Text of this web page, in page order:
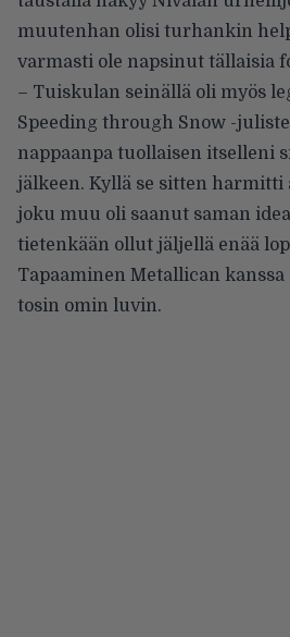
muutenhan olisi turhankin
varmasti ole napsinut tällaisia
– Tuiskulan seinällä oli myös
Speeding through Snow -
nappaanpa tuollaisen itselleni
jälkeen. Kyllä se sitten
joku muu oli saanut saman
tietenkään ollut jäljellä enää
Tapaaminen Metallican
tosin omin luvin.